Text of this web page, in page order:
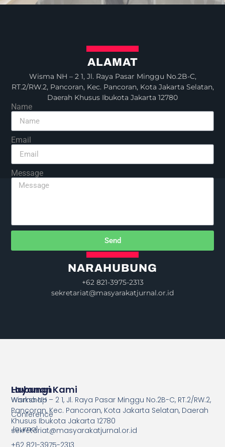
ALAMAT
Wisma NH – 2 1, Jl. Raya Pasar Minggu No.2B-C,
RT.2/RW.2, Pancoran, Kec. Pancoran, Kota Jakarta Selatan,
Daerah Khusus Ibukota Jakarta 12780
Name
Email
Message
Send
NARAHUBUNG
+62 821-3975-2313
sekretariat@masyarakatjurnal.or.id
Layanan
Workshop
Conference
Journal
Hubungi Kami
Wisma NH – 2 1, Jl. Raya Pasar Minggu No.2B-C, RT.2/RW.2,
Pancoran, Kec. Pancoran, Kota Jakarta Selatan, Daerah
Khusus Ibukota Jakarta 12780
sekretariat@masyarakatjurnal.or.id
+62 821-3975-2313